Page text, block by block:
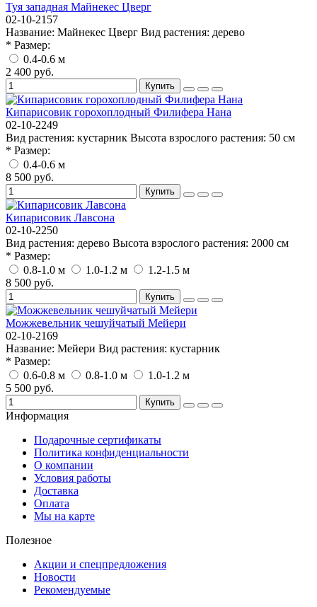
Туя западная Майнекес Цверг
02-10-2157
Название: Майнекес Цверг Вид растения: дерево
* Размер:
0.4-0.6 м
2 400 руб.
Купить
Кипарисовик горохоплодный Филифера Нана
02-10-2249
Вид растения: кустарник Высота взрослого растения: 50 см
* Размер:
0.4-0.6 м
8 500 руб.
Купить
Кипарисовик Лавсона
02-10-2250
Вид растения: дерево Высота взрослого растения: 2000 см
* Размер:
0.8-1.0 м
1.0-1.2 м
1.2-1.5 м
8 500 руб.
Купить
Можжевельник чешуйчатый Мейери
02-10-2169
Название: Мейери Вид растения: кустарник
* Размер:
0.6-0.8 м
0.8-1.0 м
1.0-1.2 м
5 500 руб.
Купить
Информация
Подарочные сертификаты
Политика конфиденциальности
О компании
Условия работы
Доставка
Оплата
Мы на карте
Полезное
Акции и спецпредложения
Новости
Рекомендуемые